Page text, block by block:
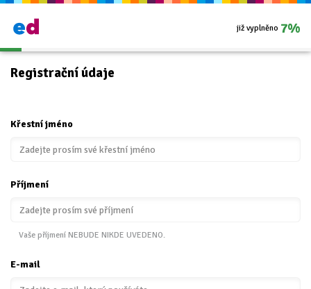
již vyplněno 7%
Registrační údaje
Křestní jméno
Příjmení
Vaše příjmení NEBUDE NIKDE UVEDENO.
E-mail